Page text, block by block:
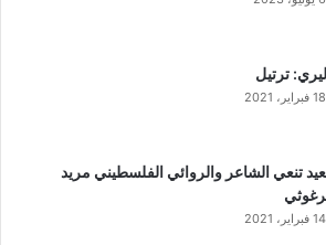
ترتيل
18 فبراير، 2021
تنعي الشاعر والروائي الفلسطيني مريد
14 فبراير، 2021